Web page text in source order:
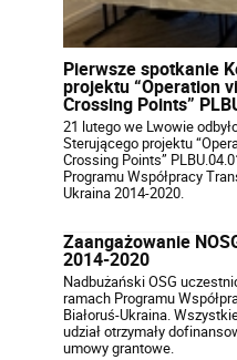
Pierwsze spotkanie
projektu “Operation
Crossing Points”
21 lutego we Lwowie
Sterującego projektu
Crossing Points”
Programu Współpracy
Ukraina 2014-2020.
Zaangażowanie
2014-2020
Nadbużański OSG
ramach Programu
Białoruś-Ukraina.
udział otrzymały
umowy grantowe.